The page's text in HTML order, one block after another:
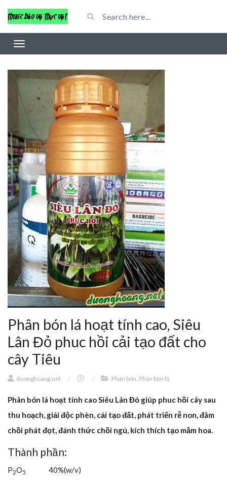
Phân bón lá hoạt tính cao, Siêu
Lân Đỏ phuc hồi cải tạo đất cho
cây Tiêu
duonghoang.net / / Phân bón, Phân bón lá
Phân bón lá hoạt tính cao Siêu Lân Đỏ giúp phuc hồi cây sau
thu hoạch, giải độc phèn, cải tạo đất, phát triển rễ non, đâm
chồi phát đọt, đánh thức chồi ngủ, kích thích tạo mầm hoa.
Thành phần:
P2O5 40%(w/v)